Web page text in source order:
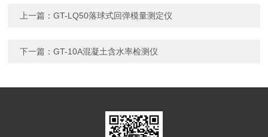
上一篇：GT-LQ50落球式回弹模量测定仪
下一篇：GT-10A混凝土含水率检测仪